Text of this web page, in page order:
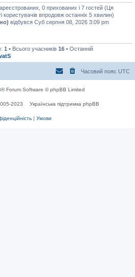
0 прихованих і 7 гостей (Ця
користувачів впродовж останніх 5 хвилин)
відбувся Суб серпня 08, 2026 3:09 pm
1 • Всього учасників 16 • Останній
Часовий пояс UTC
® Forum Software © phpBB Limited
2023 Українська підтримка phpBB
| Умови